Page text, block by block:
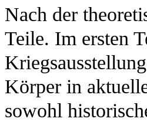
Nach der
Teile. Im ersten
Körper in
sowohl